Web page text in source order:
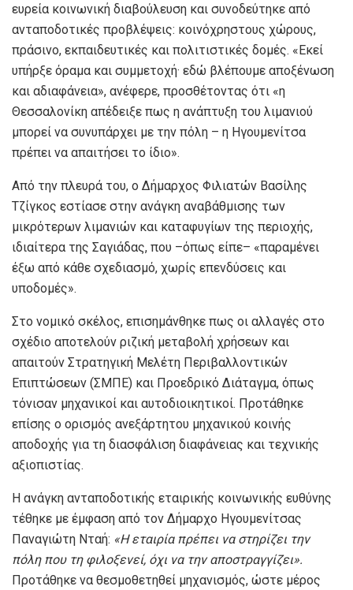
ευρεία κοινωνική διαβούλευση και συνοδεύτηκε από
ανταποδοτικές προβλέψεις: κοινόχρηστους χώρους,
πράσινο, εκπαιδευτικές και πολιτιστικές δομές. «Εκεί
υπήρξε όραμα και συμμετοχή· εδώ βλέπουμε αποξένωση
και αδιαφάνεια», ανέφερε, προσθέτοντας ότι «η
Θεσσαλονίκη απέδειξε πως η ανάπτυξη του λιμανιού
μπορεί να συνυπάρχει με την πόλη – η Ηγουμενίτσα
πρέπει να απαιτήσει το ίδιο».
Από την πλευρά του, ο Δήμαρχος Φιλιατών Βασίλης
Τζίγκος εστίασε στην ανάγκη αναβάθμισης των
μικρότερων λιμανιών και καταφυγίων της περιοχής,
ιδιαίτερα της Σαγιάδας, που –όπως είπε– «παραμένει
έξω από κάθε σχεδιασμό, χωρίς επενδύσεις και
υποδομές».
Στο νομικό σκέλος, επισημάνθηκε πως οι αλλαγές στο
σχέδιο αποτελούν ριζική μεταβολή χρήσεων και
απαιτούν Στρατηγική Μελέτη Περιβαλλοντικών
Επιπτώσεων (ΣΜΠΕ) και Προεδρικό Διάταγμα, όπως
τόνισαν μηχανικοί και αυτοδιοικητικοί. Προτάθηκε
επίσης ο ορισμός ανεξάρτητου μηχανικού κοινής
αποδοχής για τη διασφάλιση διαφάνειας και τεχνικής
αξιοπιστίας.
Η ανάγκη ανταποδοτικής εταιρικής κοινωνικής ευθύνης
τέθηκε με έμφαση από τον Δήμαρχο Ηγουμενίτσας
Παναγιώτη Νταή: «Η εταιρία πρέπει να στηρίζει την
πόλη που τη φιλοξενεί, όχι να την αποστραγγίζει».
Προτάθηκε να θεσμοθετηθεί μηχανισμός, ώστε μέρος